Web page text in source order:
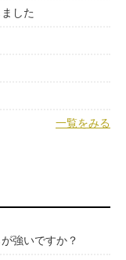
した
一覧をみる
強いですか？